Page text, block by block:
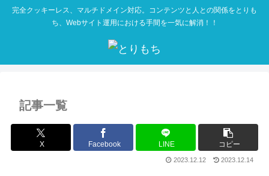
完全クッキーレス、マルチドメイン対応。コンテンツと人との関係をとりも
ち、Webサイト運用における手間を一気に解消！！
記事一覧
X Facebook LINE コピー
2023.12.12 2023.12.14